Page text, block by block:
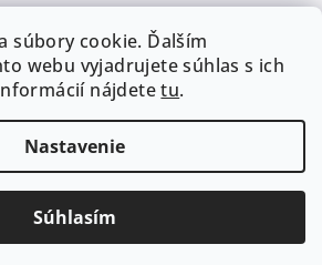
súbory cookie. Ďalším
webu vyjadrujete súhlas s ich
nájdetetu.
Nastavenie
Súhlasím
918 468 475
adamshop.sk
Vytvoril Shoptet